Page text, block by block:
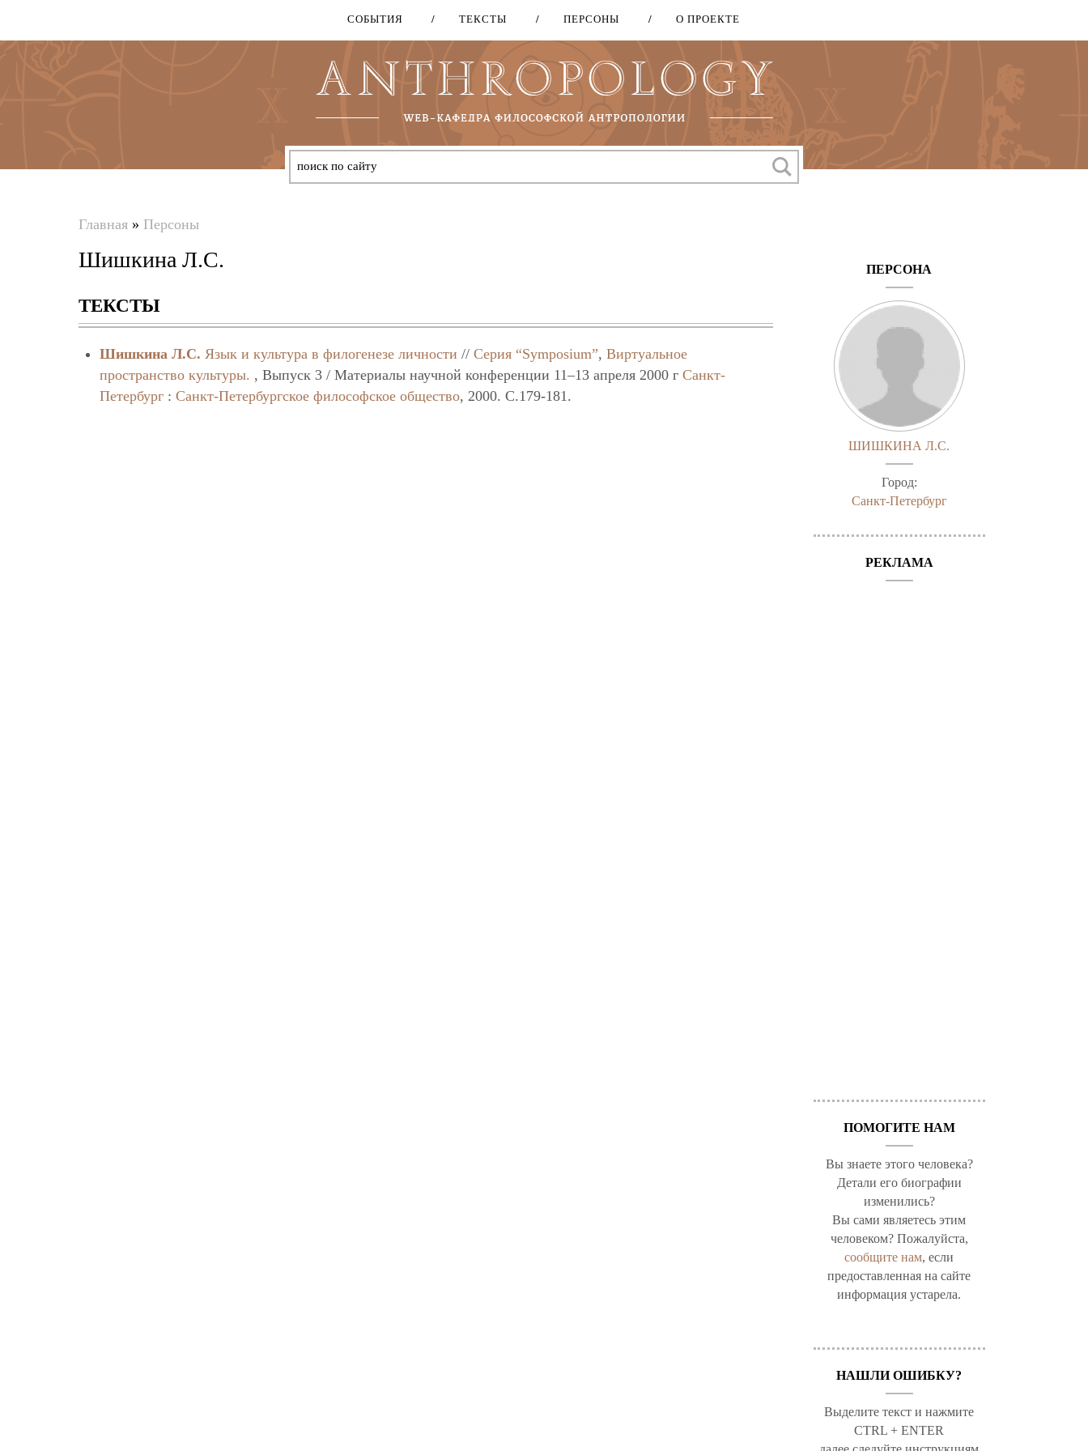
Перейти
основному
содержанию
СОБЫТИЯ ТЕКСТЫ ПЕРСОНЫ О ПРОЕКТЕ
здесь
Главная » Персоны
Шишкина Л.С.
ТЕКСТЫ
Шишкина Л.С. Язык и культура в филогенезе личности //Серия “Symposium”,Виртуальное
пространство культуры. , Выпуск 3 / Материалы научной конференции 11–13 апреля 2000 гСанкт-
Петербург :Санкт-Петербургское философское общество, 2000. C.179-181.
ПЕРСОНА
ШИШКИНА Л.С.
Город:
Санкт-Петербург
РЕКЛАМА
ПОМОГИТЕ НАМ
Вы знаете этого человека?
Детали его биографии
изменились?
Вы сами являетесь этим
человеком? Пожалуйста,
сообщите нам, если
предоставленная на сайте
информация устарела.
НАШЛИ ОШИБКУ?
Выделите текст и нажмите
CTRL + ENTER